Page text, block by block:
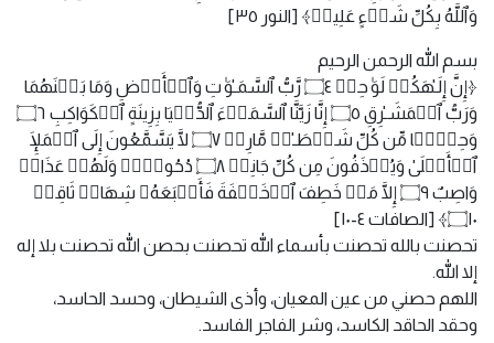
وَٱللَّهُ بِكُلِّ شَیۡءٍ عَلِیمࣱ﴾ [النور ٣٥]
بسم الله الرحمن الرحيم
﴿إِنَّ إِلَـٰهَكُمۡ لَوَ ٰ⁠حِدࣱ ۝٤ رَّبُّ ٱلسَّمَـٰوَ ٰ⁠تِ وَٱلۡأَرۡضِ وَمَا بَیۡنَهُمَا
وَرَبُّ ٱلۡمَشَـٰرِقِ ۝٥ إِنَّا زَیَّنَّا ٱلسَّمَاۤءَ ٱلدُّنۡیَا بِزِینَةٍ ٱلۡكَوَاكِبِ ۝٦
وَحِفۡظࣰا مِّن كُلِّ شَیۡطَـٰنࣲ مَّارِدࣲ ۝٧ لَّا یَسَّمَّعُونَ إِلَى ٱلۡمَلَإِ
ٱلۡأَعۡلَىٰ وَیُقۡذَفُونَ مِن كُلِّ جَانِبࣲ ۝٨ دُحُورࣰاۖ وَلَهُمۡ عَذَابࣱ
وَاصِبٌ ۝٩ إِلَّا مَنۡ خَطِفَ ٱلۡخَطۡفَةَ فَأَتۡبَعَهُۥ شِهَابࣱ ثَاقِبࣱ
۝١٠﴾ [الصافات ٤-١٠]
تحصنت بالله تحصنت بأسماء الله تحصنت بحصن الله تحصنت بلا إله
إلا الله.
اللهم حصني من عين المعيان، وأذى الشيطان، وحسد الحاسد،
وحقد الحاقد الكاسد، وشر الفاجر الفاسد.